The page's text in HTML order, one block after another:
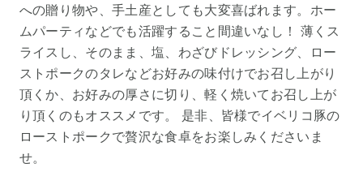
への贈り物や、手土産としても大変喜ばれます。ホー
ムパーティなどでも活躍すること間違いなし！ 薄くス
ライスし、そのまま、塩、わざびドレッシング、ロー
ストポークのタレなどお好みの味付けでお召し上がり
頂くか、お好みの厚さに切り、軽く焼いてお召し上が
り頂くのもオススメです。 是非、皆様でイベリコ豚の
ローストポークで贅沢な食卓をお楽しみくださいま
せ。